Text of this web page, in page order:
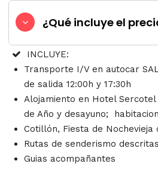
¿Qué incluye el
INCLUYE:
Transporte I/V en autocar
de salida 12:00h y 17:30h
Alojamiento en Hotel
de Año y desayuno;
Cotillón, Fiesta de Nochevieja
Rutas de senderismo
Guias acompañantes